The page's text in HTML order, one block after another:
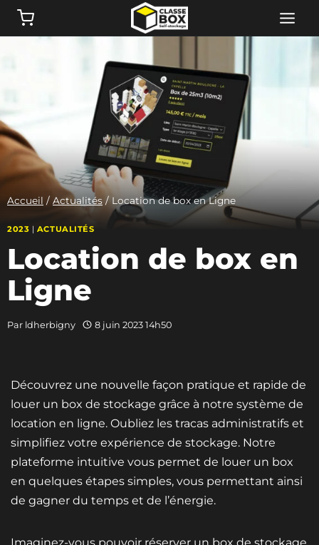
Aller
Accueil / Actualités / Location de box en Ligne
2023 | ACTUALITÉS
Location de box en
Ligne
Par ldherbigny 8 juin 2023 14h50
Découvrez une nouvelle façon pratique et rapide de
louer un box de stockage grâce à notre système de
location en ligne. Oubliez les tracas administratifs et
simplifiez votre expérience de stockage. Notre
plateforme intuitive vous permet de louer un box
en quelques étapes simples, vous permettant ainsi
de gagner du temps et de l’énergie.
Imaginez-vous pouvoir réserver un box de stockage